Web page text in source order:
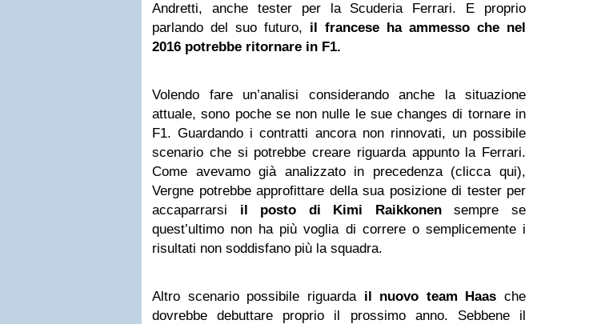
Andretti, anche tester per la Scuderia Ferrari. E proprio
parlando del suo futuro, il francese ha ammesso che nel
2016 potrebbe ritornare in F1.
Volendo fare un’analisi considerando anche la situazione
attuale, sono poche se non nulle le sue changes di tornare in
F1. Guardando i contratti ancora non rinnovati, un possibile
scenario che si potrebbe creare riguarda appunto la Ferrari.
Come avevamo già analizzato in precedenza (clicca qui),
Vergne potrebbe approfittare della sua posizione di tester per
accaparrarsi il posto di Kimi Raikkonensempre se
quest’ultimo non ha più voglia di correre o semplicemente i
risultati non soddisfano più la squadra.
Altro scenario possibile riguarda il nuovo team Haas che
dovrebbe debuttare proprio il prossimo anno. Sebbene il